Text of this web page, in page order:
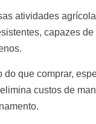
atividades
capazes
que comprar,
custos de